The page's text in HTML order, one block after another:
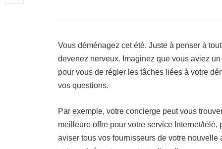
Vous déménagez cet été. Juste à penser à
devenez nerveux. Imaginez que vous aviez
pour vous de régler les tâches liées à votre
vos questions.
Par exemple, votre concierge peut vous
meilleure offre pour votre service Internet/
aviser tous vos fournisseurs de votre nouvelle